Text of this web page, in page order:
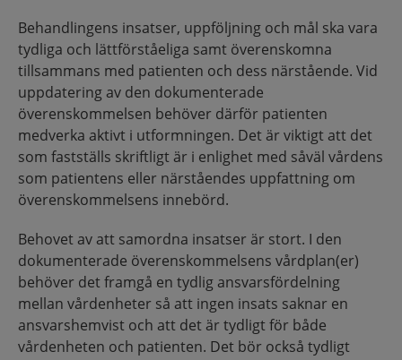
Behandlingens insatser, uppföljning och mål ska vara
tydliga och lättförståeliga samt överenskomna
tillsammans med patienten och dess närstående. Vid
uppdatering av den dokumenterade
överenskommelsen behöver därför patienten
medverka aktivt i utformningen. Det är viktigt att det
som fastställs skriftligt är i enlighet med såväl vårdens
som patientens eller närståendes uppfattning om
överenskommelsens innebörd.
Behovet av att samordna insatser är stort. I den
dokumenterade överenskommelsens vårdplan(er)
behöver det framgå en tydlig ansvarsfördelning
mellan vårdenheter så att ingen insats saknar en
ansvarshemvist och att det är tydligt för både
vårdenheten och patienten. Det bör också tydligt